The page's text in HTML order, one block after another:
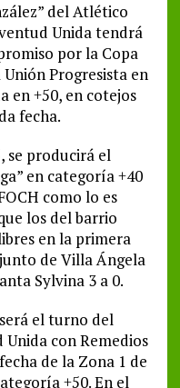
del Atlético
Unida tendrá
por la Copa
Progresista en
en +50, en cotejos
fecha.
se producirá el
en categoría +40
como lo es
los del barrio
en la primera
de Villa Ángela
Sylvina 3 a 0.
el turno del
con Remedios
de la Zona 1 de
+50. En el